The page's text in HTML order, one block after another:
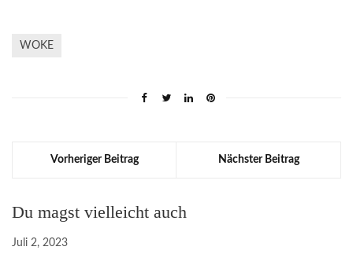
WOKE
Vorheriger Beitrag Nächster Beitrag
Du magst vielleicht auch
Juli 2, 2023